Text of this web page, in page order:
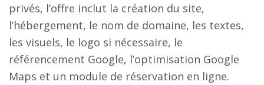
privés, l’offre inclut la création du site,
l’hébergement, le nom de domaine, les textes,
les visuels, le logo si nécessaire, le
référencement Google, l’optimisation Google
Maps et un module de réservation en ligne.